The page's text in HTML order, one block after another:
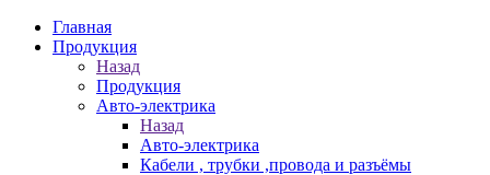
Главная
Продукция
Назад
Продукция
Авто-электрика
Назад
Авто-электрика
Кабели , трубки ,провода и разъёмы